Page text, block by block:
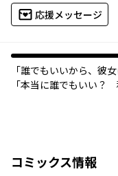
応援メッセージ
「誰でもいいから、彼
「本当に誰でもいい？
そんな彼女の前に、彼
ー
コミックス情報